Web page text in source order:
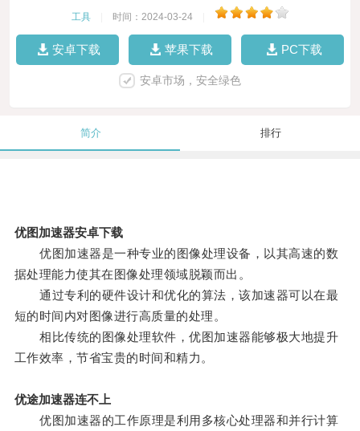
工具 时间：2024-03-24
安卓下载 苹果下载 PC下载
安卓市场，安全绿色
简介 排行
优图加速器安卓下载
优图加速器是一种专业的图像处理设备，以其高速的数
据处理能力使其在图像处理领域脱颖而出。
通过专利的硬件设计和优化的算法，该加速器可以在最
短的时间内对图像进行高质量的处理。
相比传统的图像处理软件，优图加速器能够极大地提升
工作效率，节省宝贵的时间和精力。
优途加速器连不上
优图加速器的工作原理是利用多核心处理器和并行计算